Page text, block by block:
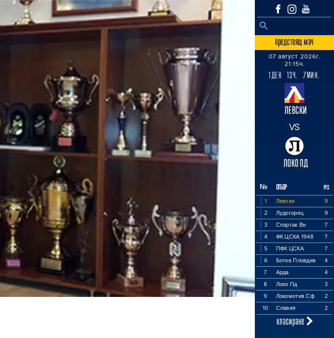
Search
SEARCH BUTTON
предстоящ мач
07 август 2026г.
21:15ч.
1ДЕН 13Ч. 7МИН.
ЛЕВСКИ
VS
ЛОКО ПД
№ ОТБОР PTS
1 Левски
9
2
Лудогорец
9
3
Спартак Вн
7
4
ФК ЦСКА 1948
7
5
ПФК ЦСКА
7
6
Ботев Пловдив
4
7
Арда
4
8
Локо Пд
3
9
Локомотив Сф
2
10
Славия 2
класиране